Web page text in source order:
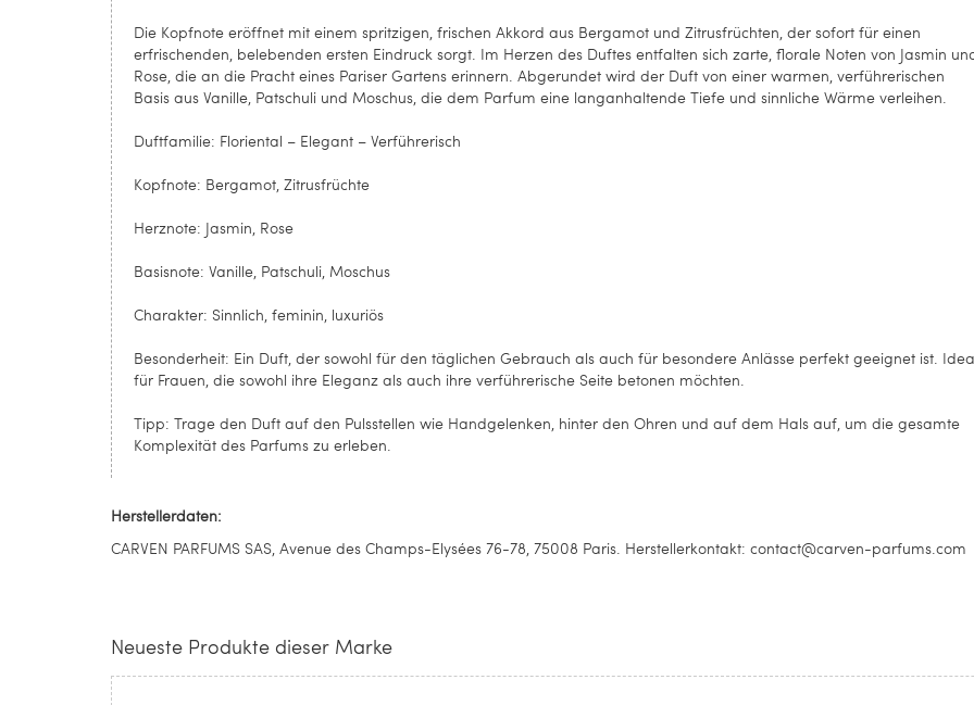
Die Kopfnote eröffnet mit einem spritzigen, frischen Akkord aus Bergamot und Zitrusfrüchten, der sofort für einen
erfrischenden, belebenden ersten Eindruck sorgt. Im Herzen des Duftes entfalten sich zarte, florale Noten von Jasmin
Rose, die an die Pracht eines Pariser Gartens erinnern. Abgerundet wird der Duft von einer warmen, verführerischen
Basis aus Vanille, Patschuli und Moschus, die dem Parfum eine langanhaltende Tiefe und sinnliche Wärme verleihen.
Duftfamilie: Floriental – Elegant – Verführerisch
Kopfnote: Bergamot, Zitrusfrüchte
Herznote: Jasmin, Rose
Basisnote: Vanille, Patschuli, Moschus
Charakter: Sinnlich, feminin, luxuriös
Besonderheit: Ein Duft, der sowohl für den täglichen Gebrauch als auch für besondere Anlässe perfekt geeignet ist.
für Frauen, die sowohl ihre Eleganz als auch ihre verführerische Seite betonen möchten.
Tipp: Trage den Duft auf den Pulsstellen wie Handgelenken, hinter den Ohren und auf dem Hals auf, um die gesamte
Komplexität des Parfums zu erleben.
Herstellerdaten:
CARVEN PARFUMS SAS, Avenue des Champs-Elysées 76-78, 75008 Paris. Herstellerkontakt: contact@carven-parfums.com
Neueste Produkte dieser Marke